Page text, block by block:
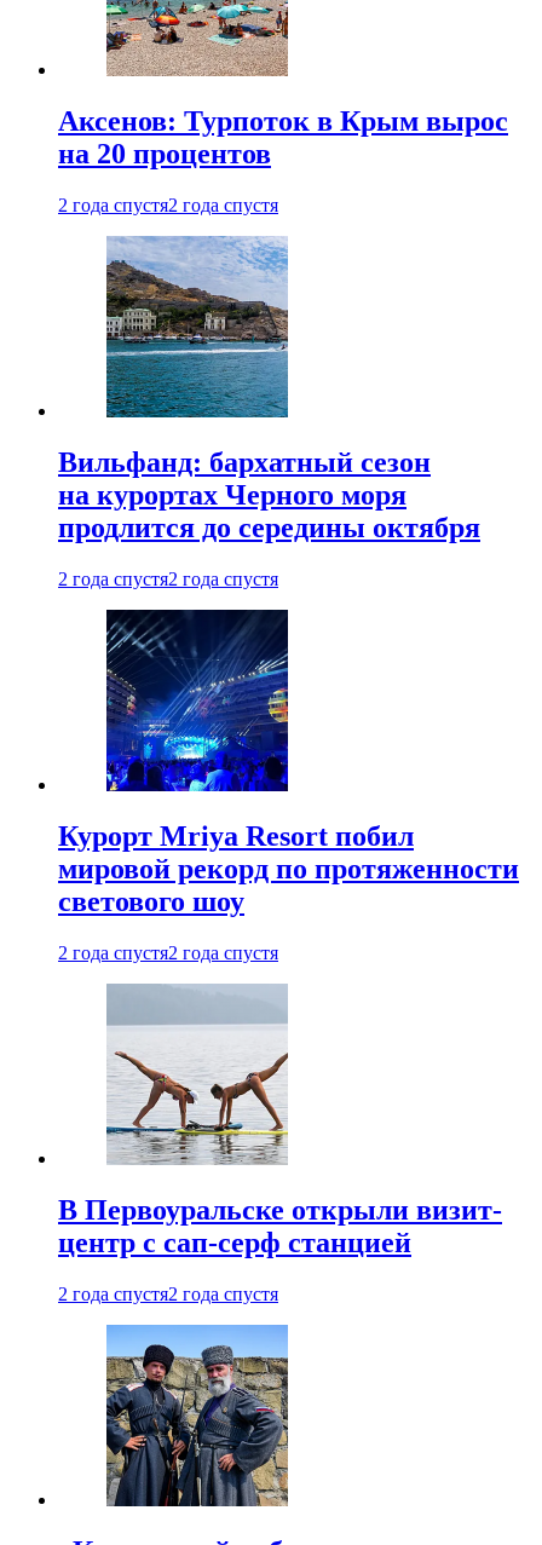
Аксенов: Турпоток в Крым вырос
на 20 процентов
2 года спустя2 года спустя
Вильфанд: бархатный сезон
на курортах Черного моря
продлится до середины октября
2 года спустя2 года спустя
Курорт Mriya Resort побил
мировой рекорд по протяженности
светового шоу
2 года спустя2 года спустя
В Первоуральске открыли визит-
центр с сап-серф станцией
2 года спустя2 года спустя